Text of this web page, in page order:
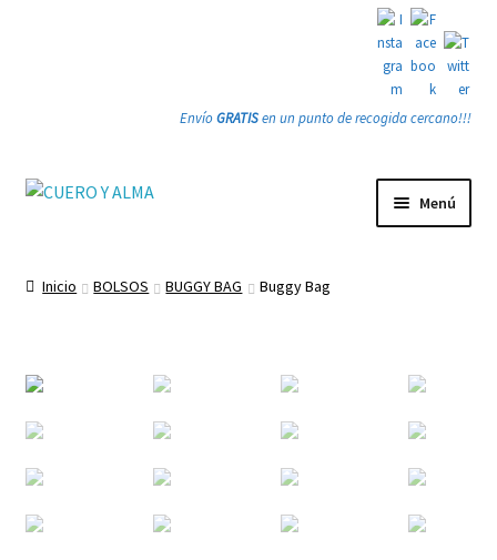
EnvíoGRATISen un punto de recogida cercano!!!
Ir
Ir
Menú
Quienes somos
Gracias
Contacto
Inicio BOLSOS BUGGY BAG Buggy Bag